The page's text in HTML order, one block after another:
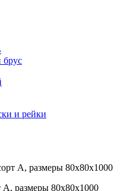
и рейки
А, размеры 80х80х1000